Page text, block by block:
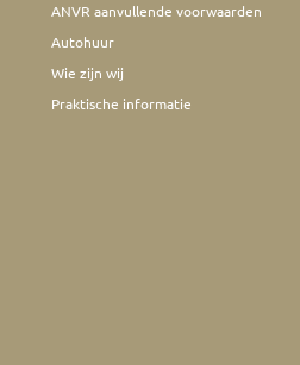
ANVR aanvullende voorwaarden
Autohuur
Wie zijn wij
Praktische informatie